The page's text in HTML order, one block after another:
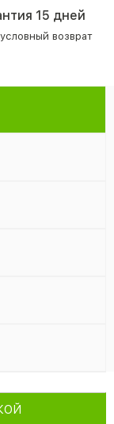
15 дней
возврат